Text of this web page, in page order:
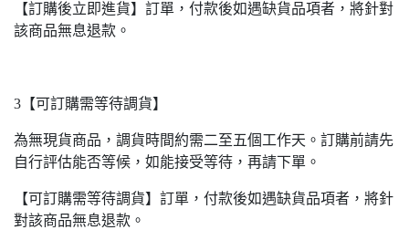
【訂購後立即進貨】訂單，付款後如遇缺貨品項者，將針對
該商品無息退款。
3【可訂購需等待調貨】
為無現貨商品，調貨時間約需二至五個工作天。訂購前請先
自行評估能否等候，如能接受等待，再請下單。
【可訂購需等待調貨】訂單，付款後如遇缺貨品項者，將針
對該商品無息退款。